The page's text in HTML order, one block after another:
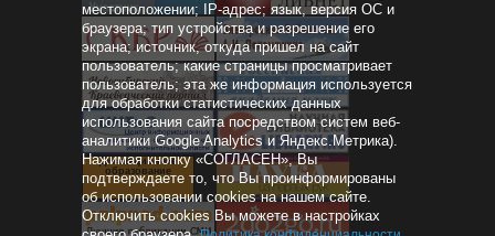
Дистанционное
образование
местоположении; IP-адрес; язык, версия ОС и
браузера; тип устройства и разрешение его
экрана; источник, откуда пришел на сайт
пользователь; какие страницы просматривает
пользователь; эта же информация используется
для обработки статистических данных
использования сайта посредством систем веб-
аналитики Google Analytics и Яндекс.Метрика).
Нажимая кнопку «СОГЛАСЕН», Вы
подтверждаете то, что Вы проинформированы
об использовании cookies на нашем сайте.
Отключить cookies Вы можете в настройках